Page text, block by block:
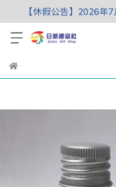
【休假公告】2026年